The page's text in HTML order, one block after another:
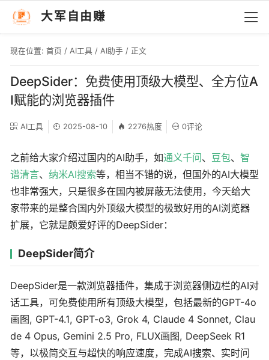
大军自由赚
现在位置: 首页 / AI工具 / AI助手 / 正文
DeepSider：免费使用顶级大模型、全方位A
I赋能的浏览器插件
AI工具 2025-08-10 2276热度 0评论
之前给大家介绍过国内的AI助手，如通义千问、 豆包、 智
谱清言、 纳米AI搜索等，相当不错的说，但国外的AI大模型
也非常强大，只是很多在国内被屏蔽无法使用，今天给大
家带来的是整合国内外顶级大模型的极致好用的AI浏览器
扩展，它就是颇爱好评的DeepSider：
DeepSider简介
DeepSider是一款浏览器插件，集成于浏览器侧边栏的AI对
话工具，可免费使用所有顶级大模型，包括最新的GPT-4o
画图, GPT-4.1, GPT-o3, Grok 4, Claude 4 Sonnet, Clau
de 4 Opus, Gemini 2.5 Pro, FLUX画图, DeepSeek R1
等，以极简交互与超快的响应速度，完成AI搜索、实时问